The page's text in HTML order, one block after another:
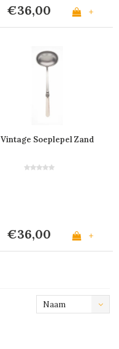
€36,00 +
Vintage Soeplepel Zand
€36,00 +
Naam